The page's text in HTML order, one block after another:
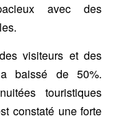
avec des
visiteurs et des
baissé de 50%.
touristiques
constaté une forte